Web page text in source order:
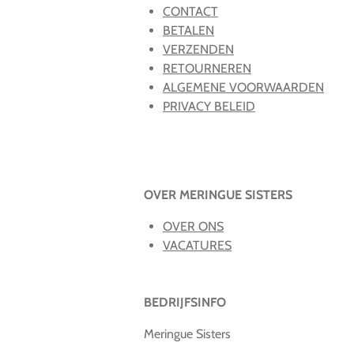
CONTACT
BETALEN
VERZENDEN
RETOURNEREN
ALGEMENE VOORWAARDEN
PRIVACY BELEID
OVER MERINGUE SISTERS
OVER ONS
VACATURES
BEDRIJFSINFO
Meringue Sisters